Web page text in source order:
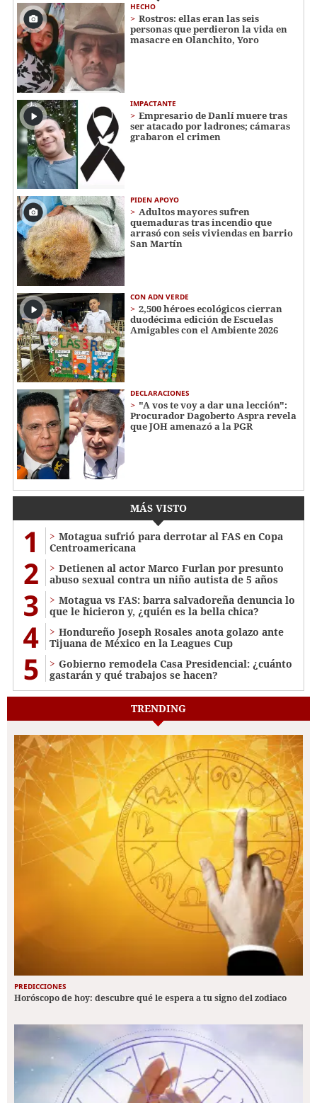
HECHO
Rostros: ellas eran las seis
personas que perdieron la vida en
masacre en Olanchito, Yoro
IMPACTANTE
Empresario de Danlí muere tras
ser atacado por ladrones; cámaras
grabaron el crimen
PIDEN APOYO
Adultos mayores sufren
quemaduras tras incendio que
arrasó con seis viviendas en barrio
San Martín
CON ADN VERDE
2,500 héroes ecológicos cierran
duodécima edición de Escuelas
Amigables con el Ambiente 2026
DECLARACIONES
"A vos te voy a dar una lección":
Procurador Dagoberto Aspra revela
que JOH amenazó a la PGR
MÁS VISTO
1
Motagua sufrió para derrotar al FAS en Copa
Centroamericana
2
Detienen al actor Marco Furlan por presunto
abuso sexual contra un niño autista de 5 años
3
Motagua vs FAS: barra salvadoreña denuncia lo
que le hicieron y, ¿quién es la bella chica?
4
Hondureño Joseph Rosales anota golazo ante
Tijuana de México en la Leagues Cup
5
Gobierno remodela Casa Presidencial: ¿cuánto
gastarán y qué trabajos se hacen?
TRENDING
PREDICCIONES
Horóscopo de hoy: descubre qué le espera a tu signo del zodiaco